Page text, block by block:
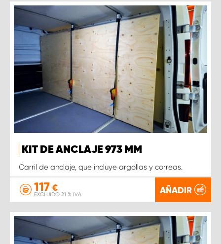
KIT DE ANCLAJE 973 MM
Carril de anclaje, que incluye argollas y correas.
117 €
EXCLUIDO 21 % IVA AÑADIR